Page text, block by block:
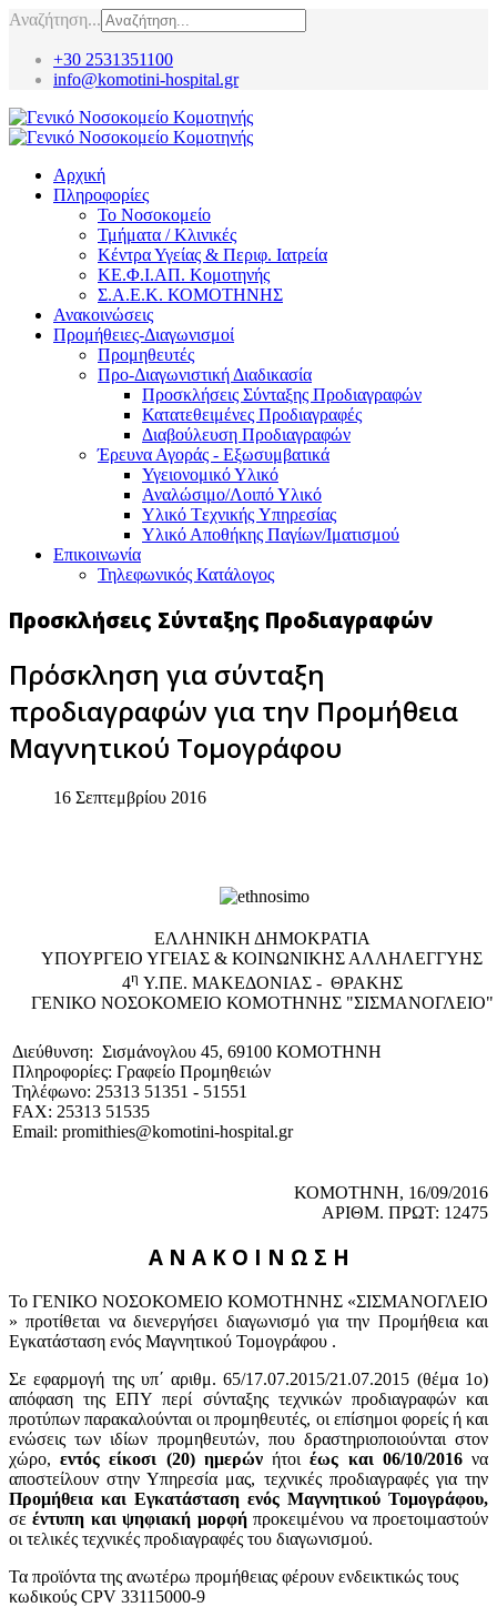
Αναζήτηση...
+30 2531351100
info@komotini-hospital.gr
Αρχική
Πληροφορίες
Το Νοσοκομείο
Τμήματα / Κλινικές
Κέντρα Υγείας & Περιφ. Ιατρεία
ΚΕ.Φ.Ι.ΑΠ. Κομοτηνής
Σ.Α.Ε.Κ. ΚΟΜΟΤΗΝΗΣ
Ανακοινώσεις
Προμήθειες-Διαγωνισμοί
Προμηθευτές
Προ-Διαγωνιστική Διαδικασία
Προσκλήσεις Σύνταξης Προδιαγραφών
Κατατεθειμένες Προδιαγραφές
Διαβούλευση Προδιαγραφών
Έρευνα Αγοράς - Εξωσυμβατικά
Υγειονομικό Υλικό
Αναλώσιμο/Λοιπό Υλικό
Υλικό Tεχνικής Yπηρεσίας
Υλικό Αποθήκης Παγίων/Ιματισμού
Επικοινωνία
Τηλεφωνικός Κατάλογος
Προσκλήσεις Σύνταξης Προδιαγραφών
Πρόσκληση για σύνταξη
προδιαγραφών για την Προμήθεια
Μαγνητικού Τομογράφου
16 Σεπτεμβρίου 2016
EΛΛΗΝΙΚΗ ΔΗΜΟΚΡΑΤΙΑ
ΥΠΟΥΡΓΕΙΟ ΥΓΕΙΑΣ & ΚΟΙΝΩΝΙΚΗΣ ΑΛΛΗΛΕΓΓΥΗΣ
4η Υ.ΠΕ. ΜΑΚΕΔΟΝΙΑΣ - ΘΡΑΚΗΣ
ΓΕΝΙΚΟ NΟΣΟΚΟΜΕΙΟ ΚΟΜΟΤΗΝΗΣ "ΣΙΣΜΑΝΟΓΛΕΙΟ"
Διεύθυνση: Σισμάνογλου 45, 69100 ΚΟΜΟΤΗΝΗ
Πληροφορίες: Γραφείο Προμηθειών
Τηλέφωνο: 25313 51351 - 51551
FAX: 25313 51535
Email: promithies@komotini-hospital.gr
ΚΟΜΟΤΗΝΗ, 16/09/2016
ΑΡΙΘΜ. ΠΡΩΤ: 12475
Α Ν Α Κ Ο Ι Ν Ω Σ Η
Το ΓΕΝΙΚΟ ΝΟΣΟΚΟΜΕΙΟ ΚΟΜΟΤΗΝΗΣ «ΣΙΣΜΑΝΟΓΛΕΙΟ
» προτίθεται να διενεργήσει διαγωνισμό για την Προμήθεια και
Εγκατάσταση ενός Μαγνητικού Τομογράφου .
Σε εφαρμογή της υπ΄ αριθμ. 65/17.07.2015/21.07.2015 (θέμα 1ο)
απόφαση της ΕΠΥ περί σύνταξης τεχνικών προδιαγραφών και
προτύπων παρακαλούνται οι προμηθευτές, οι επίσημοι φορείς ή και
ενώσεις των ιδίων προμηθευτών, που δραστηριοποιούνται στον
χώρο, εντός είκοσι (20) ημερώνήτοιέως και 06/10/2016να
αποστείλουν στην Υπηρεσία μας, τεχνικές προδιαγραφές για την
Προμήθεια και Εγκατάσταση ενός Μαγνητικού Τομογράφου,
σε έντυπη και ψηφιακή μορφήπροκειμένου να προετοιμαστούν
οι τελικές τεχνικές προδιαγραφές του διαγωνισμού.
Τα προϊόντα της ανωτέρω προμήθειας φέρουν ενδεικτικώς τους
κωδικούς CPV 33115000-9